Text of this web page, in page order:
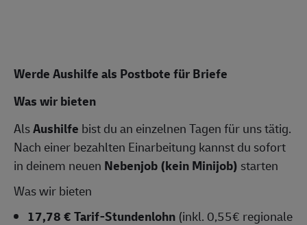
Werde Aushilfe als Postbote für Briefe
Was wir bieten
AlsAushilfe bist du an einzelnen Tagen für uns tätig.
Nach einer bezahlten Einarbeitung kannst du sofort
in deinem neuen Nebenjob (kein Minijob) starten
Was wir bieten
17,78 € Tarif-Stundenlohn (inkl. 0,55€ regionale